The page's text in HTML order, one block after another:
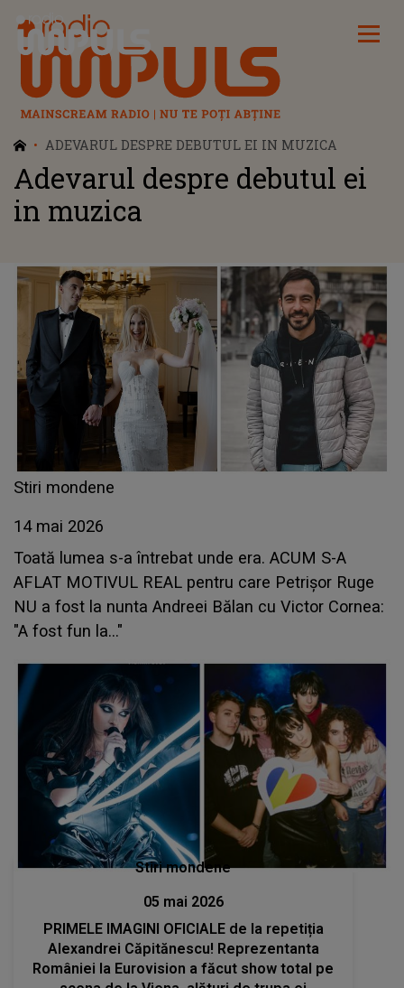
Radio Impuls
ADEVARUL DESPRE DEBUTUL EI IN MUZICA
Adevarul despre debutul ei
in muzica
Stiri mondene
14 mai 2026
Toată lumea s-a întrebat unde era. ACUM S-A
AFLAT MOTIVUL REAL pentru care Petrișor Ruge
NU a fost la nunta Andreei Bălan cu Victor Cornea:
"A fost fun la..."
Stiri mondene
05 mai 2026
PRIMELE IMAGINI OFICIALE de la repetiția
Alexandrei Căpitănescu! Reprezentanta
României la Eurovision a făcut show total pe